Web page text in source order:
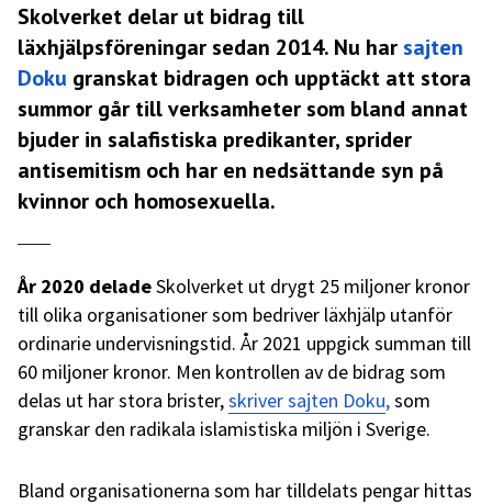
Skolverket delar ut bidrag till
läxhjälpsföreningar sedan 2014. Nu har sajten
Doku granskat bidragen och upptäckt att stora
summor går till verksamheter som bland annat
bjuder in salafistiska predikanter, sprider
antisemitism och har en nedsättande syn på
kvinnor och homosexuella.
År 2020 deladeSkolverket ut drygt 25 miljoner kronor
till olika organisationer som bedriver läxhjälp utanför
ordinarie undervisningstid. År 2021 uppgick summan till
60 miljoner kronor. Men kontrollen av de bidrag som
delas ut har stora brister,skriver sajten Doku,som
granskar den radikala islamistiska miljön i Sverige.
Bland organisationerna som har tilldelats pengar hittas